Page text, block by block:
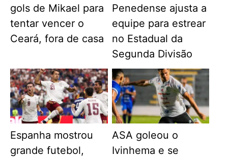
gols de Mikael para
tentar vencer o
Ceará, fora de casa
Penedense ajusta a
equipe para estrear
no Estadual da
Segunda Divisão
Espanha mostrou
grande futebol,
ASA goleou o
Ivinhema e se